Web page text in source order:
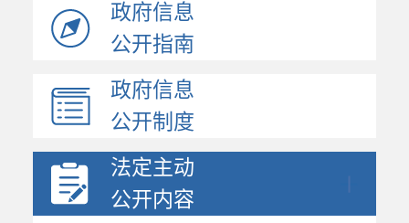
政府信息
公开指南
政府信息
公开制度
法定主动
公开内容
政府工作报告
统计信息
政府采购
价格与收费
行政许可和其他对外管...
行政权力
重要部署执行公开